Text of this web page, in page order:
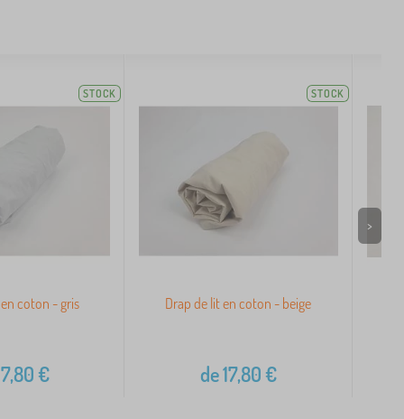
STOCK
coton - gris
€
STOCK
Drap de lit en coton - beige
de17,80€
>